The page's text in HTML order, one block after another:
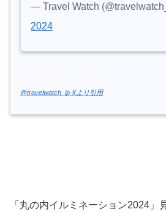
— Travel Watch
2024
@travelwatch_jp Xより引用
「丸の内イルミネーション2024」